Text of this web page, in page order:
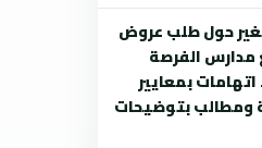
حول طلب عروض
الفرصة
اتهامات بمعايير
ومطالب بتوضيحات